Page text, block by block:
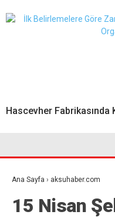
Hascevher Fabrikasında
Ana Sayfa › aksuhaber.com
15 Nisan